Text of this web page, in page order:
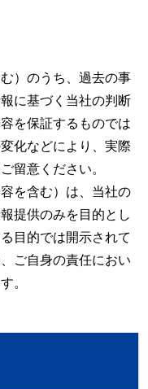
）のうち、過去の事
に基づく当社の判断
を保証するものでは
化などにより、実際
留意ください。
を含む）は、当社の
提供のみを目的とし
目的では開示されて
ご自身の責任におい
。